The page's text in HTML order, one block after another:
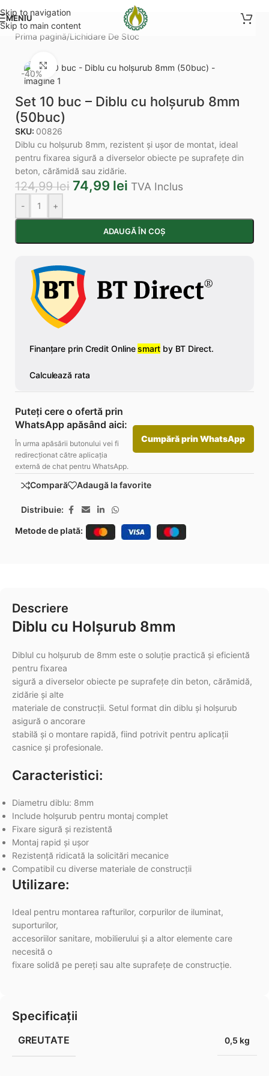
Skip to navigation
Skip to main content
MENIU
Prima pagină/Lichidare De Stoc
-40%
Mărește imaginea
Set 10 buc – Diblu cu holșurub 8mm
(50buc)
SKU: 00826
Diblu cu holșurub 8mm, rezistent și ușor de montat, ideal
pentru fixarea sigură a diverselor obiecte pe suprafețe din
beton, cărămidă sau zidărie.
124,99lei 74,99 lei TVA Inclus
- +
ADAUGĂ ÎN COȘ
Puteți cere o ofertă prin
WhatsApp apăsând aici:
În urma apăsării butonului vei fi
redirecționat către aplicația
externă de chat pentru WhatsApp.
Cumpără prin WhatsApp
Compară Adaugă la favorite
Distribuie:
Metode de plată:
Descriere
Diblu cu Holșurub 8mm
Diblul cu holșurub de 8mm este o soluție practică și eficientă
pentru fixarea
sigură a diverselor obiecte pe suprafețe din beton, cărămidă,
zidărie și alte
materiale de construcții. Setul format din diblu și holșurub
asigură o ancorare
stabilă și o montare rapidă, fiind potrivit pentru aplicații
casnice și profesionale.
Caracteristici:
Diametru diblu: 8mm
Include holșurub pentru montaj complet
Fixare sigură și rezistentă
Montaj rapid și ușor
Rezistență ridicată la solicitări mecanice
Compatibil cu diverse materiale de construcții
Utilizare:
Ideal pentru montarea rafturilor, corpurilor de iluminat,
suporturilor,
accesoriilor sanitare, mobilierului și a altor elemente care
necesită o
fixare solidă pe pereți sau alte suprafețe de construcție.
Specificații
GREUTATE 0,5 kg